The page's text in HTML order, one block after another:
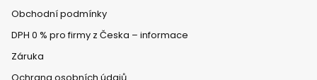
Obchodní podmínky
DPH 0 % pro firmy z Česka – informace
Záruka